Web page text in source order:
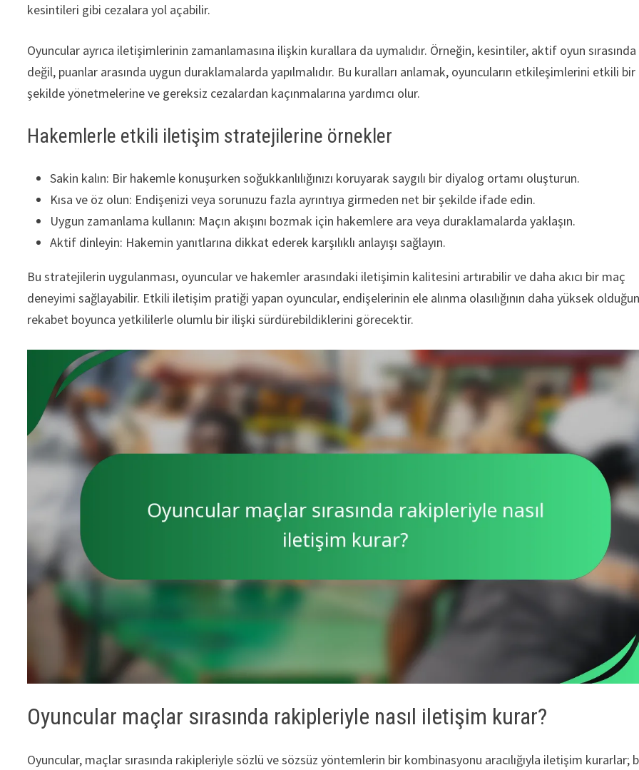
kesintileri gibi cezalara yol açabilir.
Oyuncular ayrıca iletişimlerinin zamanlamasına ilişkin kurallara da uymalıdır. Örneğin, kesintiler, aktif oyun sırasında
değil, puanlar arasında uygun duraklamalarda yapılmalıdır. Bu kuralları anlamak, oyuncuların etkileşimlerini etkili bir
şekilde yönetmelerine ve gereksiz cezalardan kaçınmalarına yardımcı olur.
Hakemlerle etkili iletişim stratejilerine örnekler
Sakin kalın: Bir hakemle konuşurken soğukkanlılığınızı koruyarak saygılı bir diyalog ortamı oluşturun.
Kısa ve öz olun: Endişenizi veya sorunuzu fazla ayrıntıya girmeden net bir şekilde ifade edin.
Uygun zamanlama kullanın: Maçın akışını bozmak için hakemlere ara veya duraklamalarda yaklaşın.
Aktif dinleyin: Hakemin yanıtlarına dikkat ederek karşılıklı anlayışı sağlayın.
Bu stratejilerin uygulanması, oyuncular ve hakemler arasındaki iletişimin kalitesini artırabilir ve daha akıcı bir maç
deneyimi sağlayabilir. Etkili iletişim pratiği yapan oyuncular, endişelerinin ele alınma olasılığının daha yüksek
rekabet boyunca yetkililerle olumlu bir ilişki sürdürebildiklerini görecektir.
Oyuncular maçlar sırasında rakipleriyle nasıl iletişim kurar?
Oyuncular, maçlar sırasında rakipleriyle sözlü ve sözsüz yöntemlerin bir kombinasyonu aracılığıyla iletişim kurarlar;